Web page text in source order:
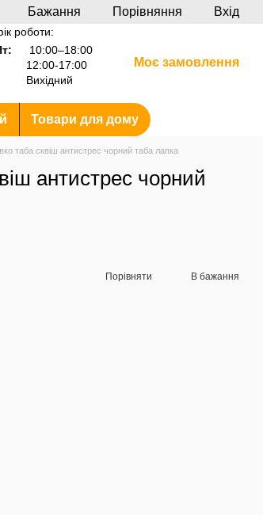
Бажання Порівняння Вхід
роботи:
10:00–18:00
12:00-17:00
Вихідний
Моє замовлення
Товари для дому
таба сквіш антистрес чорний таба лапка
антистрес чорний
Порівняти В бажання